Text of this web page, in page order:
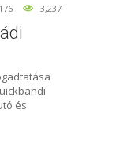
176 3,237
és